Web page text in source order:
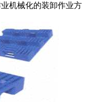
机械化的装卸作业方